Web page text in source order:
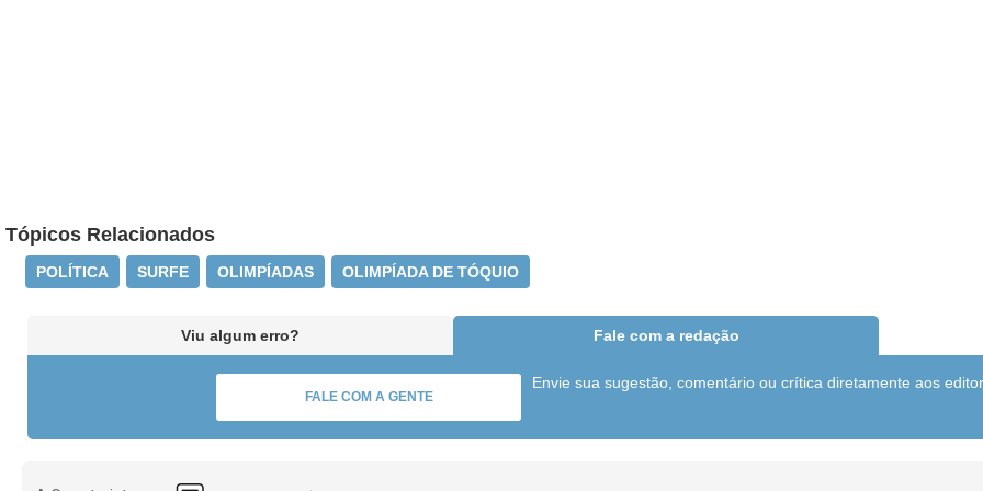
Tópicos Relacionados
POLÍTICA SURFE OLIMPÍADAS OLIMPÍADA DE TÓQUIO
Viu algum erro? Fale com a redação
FALE COM A GENTE
Envie sua sugestão, comentário ou crítica diretamente aos